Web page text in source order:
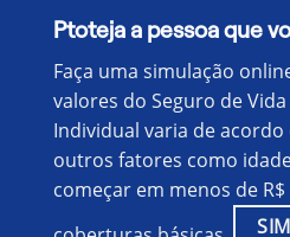
Ptoteja a pessoa que
Faça uma simulação
valores do Seguro de
Individual varia de
outros fatores como
começar em menos de